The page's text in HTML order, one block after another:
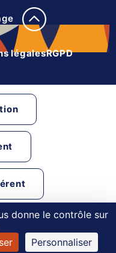
légalesRGPD
donne le contrôle sur
Personnaliser